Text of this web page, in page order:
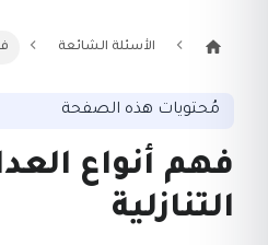
الأسئلة الشائعة
مُحتويات هذه الصفحة
فهم أنواع
التنازلية